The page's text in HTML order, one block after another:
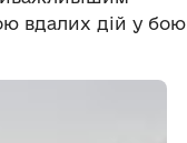
вдалих дій у бою